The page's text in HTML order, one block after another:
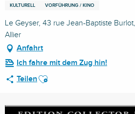
KULTURELL VORFÜHRUNG / KINO
Le Geyser, 43 rue Jean-Baptiste
Allier
Anfahrt
Ich fahre mit dem Zug hin!
Teilen Ajouter aux favoris